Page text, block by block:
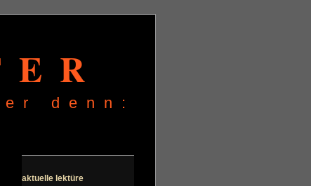
denn:
aktuelle lektüre